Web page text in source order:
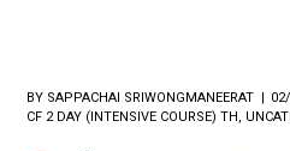
BY SAPPACHAI SRIWONGMANEERAT
CF 2 DAY (INTENSIVE COURSE) TH,